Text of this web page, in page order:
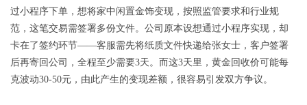
过小程序下单，想将家中闲置金饰变现，按照监管要求和行业规
范，这笔交易需签署多份文件。公司原本设想通过小程序实现，却
卡在了签约环节——客服需先将纸质文件快递给张女士，客户签署
后再寄回公司，全程至少需要3天。而这3天里，黄金回收价可能每
克波动30-50元，由此产生的变现差额，很容易引发双方争议。